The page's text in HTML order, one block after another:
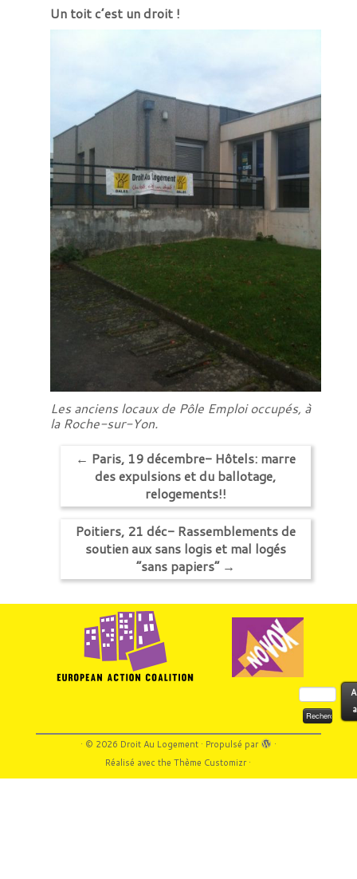
Un toit c’est un droit !
Les anciens locaux de Pôle Emploi occupés, à
la Roche-sur-Yon.
← Paris, 19 décembre- Hôtels: marre
des expulsions et du ballotage,
relogements!!
Poitiers, 21 déc- Rassemblements de
soutien aux sans logis et mal logés
“sans papiers” →
Rechercher :
· © 2026 Droit Au Logement· Propulsé par
·
Réalisé avec theThème Customizr·